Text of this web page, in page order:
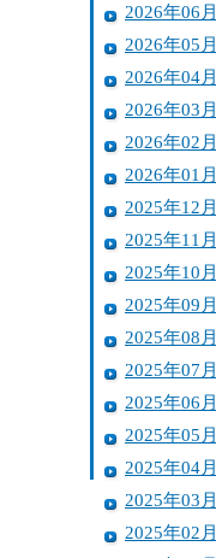
2026年06月
2026年05月
2026年04月
2026年03月
2026年02月
2026年01月
2025年12月
2025年11月
2025年10月
2025年09月
2025年08月
2025年07月
2025年06月
2025年05月
2025年04月
2025年03月
2025年02月